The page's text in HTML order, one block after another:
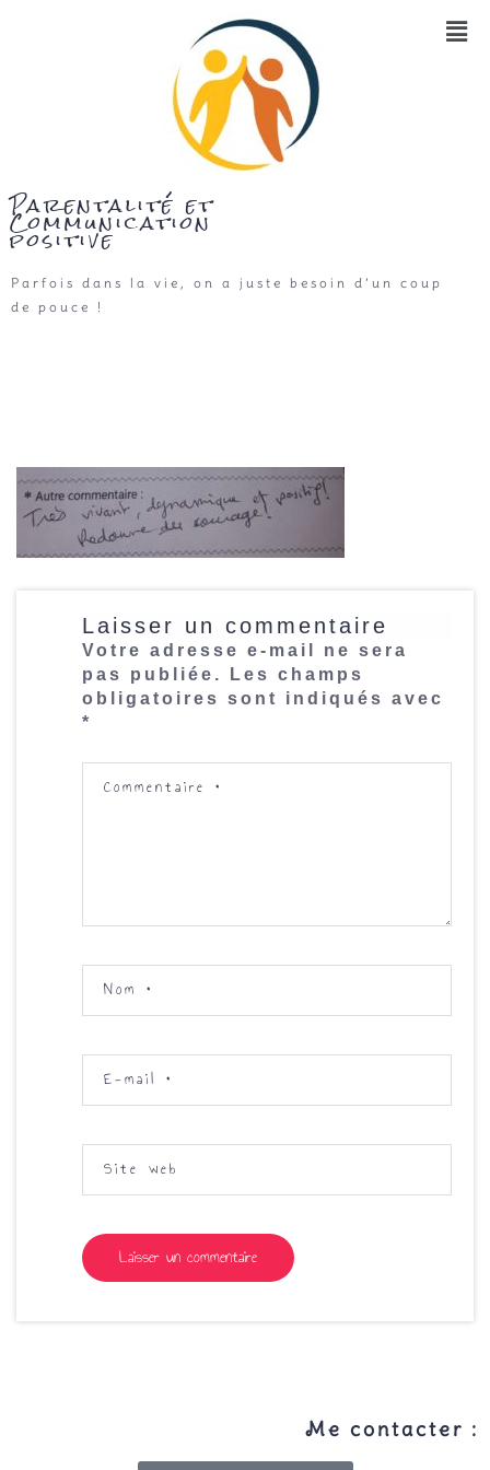
Parentalité et
Communication
positive
Parfois dans la vie, on a juste besoin d’un coup
de pouce !
Laisser un commentaire
Votre adresse e-mail ne sera
pas publiée.
Les champs
obligatoires sont indiqués avec
*
Commentaire *
Nom *
E-mail *
Site web
Me contacter :